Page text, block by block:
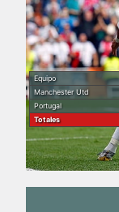
Equipo
Manchester Utd
Portugal
Totales